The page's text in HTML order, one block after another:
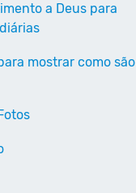
a Deus para
mostrar como são